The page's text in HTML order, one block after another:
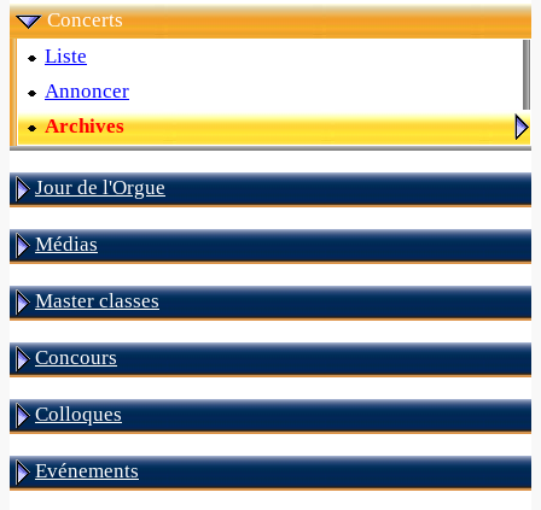
Concerts
Liste
Annoncer
Archives
Jour de l'Orgue
Médias
Master classes
Concours
Colloques
Evénements